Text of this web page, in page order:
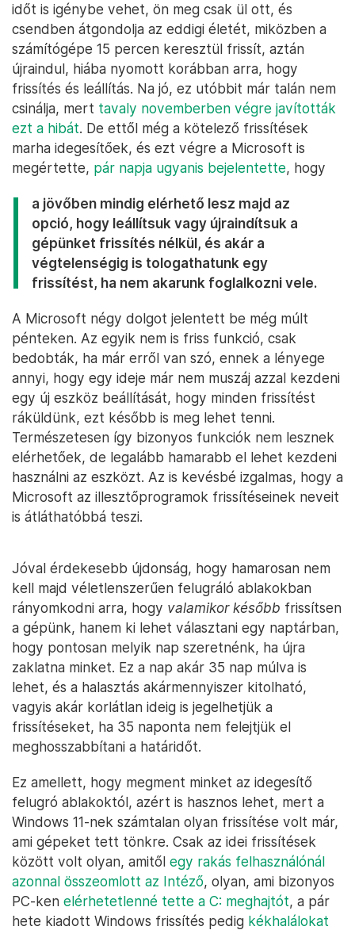
időt is igénybe vehet, ön meg csak ül ott, és
csendben átgondolja az eddigi életét, miközben a
számítógépe 15 percen keresztül frissít, aztán
újraindul, hiába nyomott korábban arra, hogy
frissítés és leállítás. Na jó, ez utóbbit már talán nem
csinálja, mert tavaly novemberben végre javították
ezt a hibát. De ettől még a kötelező frissítések
marha idegesítőek, és ezt végre a Microsoft is
megértette, pár napja ugyanis bejelentette, hogy
a jövőben mindig elérhető lesz majd az
opció, hogy leállítsuk vagy újraindítsuk a
gépünket frissítés nélkül, és akár a
végtelenségig is tologathatunk egy
frissítést, ha nem akarunk foglalkozni vele.
A Microsoft négy dolgot jelentett be még múlt
pénteken. Az egyik nem is friss funkció, csak
bedobták, ha már erről van szó, ennek a lényege
annyi, hogy egy ideje már nem muszáj azzal kezdeni
egy új eszköz beállítását, hogy minden frissítést
ráküldünk, ezt később is meg lehet tenni.
Természetesen így bizonyos funkciók nem lesznek
elérhetőek, de legalább hamarabb el lehet kezdeni
használni az eszközt. Az is kevésbé izgalmas, hogy a
Microsoft az illesztőprogramok frissítéseinek neveit
is átláthatóbbá teszi.
Jóval érdekesebb újdonság, hogy hamarosan nem
kell majd véletlenszerűen felugráló ablakokban
rányomkodni arra, hogy valamikor később frissítsen
a gépünk, hanem ki lehet választani egy naptárban,
hogy pontosan melyik nap szeretnénk, ha újra
zaklatna minket. Ez a nap akár 35 nap múlva is
lehet, és a halasztás akármennyiszer kitolható,
vagyis akár korlátlan ideig is jegelhetjük a
frissítéseket, ha 35 naponta nem felejtjük el
meghosszabbítani a határidőt.
Ez amellett, hogy megment minket az idegesítő
felugró ablakoktól, azért is hasznos lehet, mert a
Windows 11-nek számtalan olyan frissítése volt már,
ami gépeket tett tönkre. Csak az idei frissítések
között volt olyan, amitől egy rakás felhasználónál
azonnal összeomlott az Intéző, olyan, ami bizonyos
PC-ken elérhetetlenné tette a C: meghajtót, a pár
hete kiadott Windows frissítés pedig kékhalálokat